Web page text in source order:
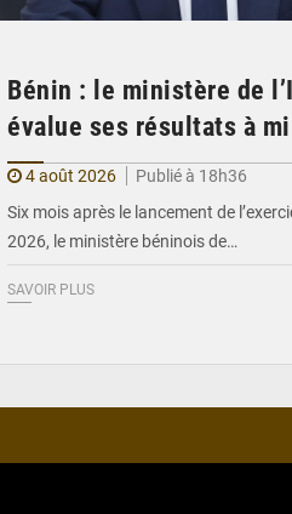
Bénin : le ministère de
évalue ses résultats à
4 août 2026
Publié à 18h36
Six mois après le lancement de
2026, le ministère béninois de…
SAVOIR PLUS